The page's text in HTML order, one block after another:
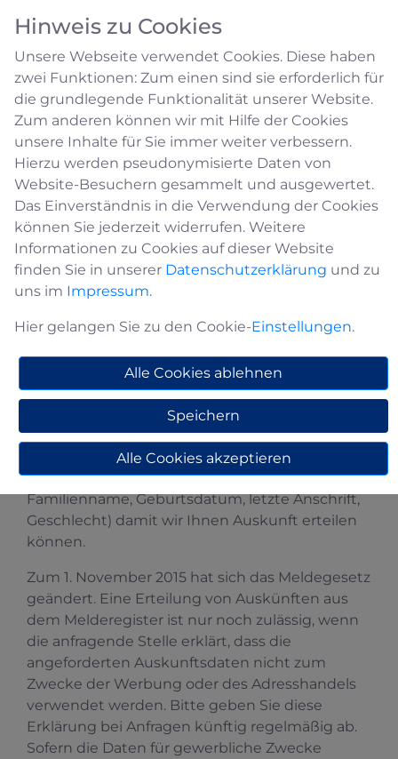
Melderegister-Auskunft
Einfache Melderegister-Auskunft
Dritte erhalten in bestimmtem Umfang
Auskunft aus dem Melderegister. Sie können
Auskunft über
Vor- und Familienname
Anschrift
Doktorgrad
einer genau bestimmten Person erhalten. Wir
benötigen in der Regel vier
Identifizierungsmerkmale der von Ihnen
gesuchten Person (z. B. Vorname,
Familienname, Geburtsdatum, letzte Anschrift,
Geschlecht) damit wir Ihnen Auskunft erteilen
können.
Zum 1. November 2015 hat sich das Meldegesetz
geändert. Eine Erteilung von Auskünften aus
dem Melderegister ist nur noch zulässig, wenn
die anfragende Stelle erklärt, dass die
angeforderten Auskunftsdaten nicht zum
Zwecke der Werbung oder des Adresshandels
verwendet werden. Bitte geben Sie diese
Erklärung bei Anfragen künftig regelmäßig ab.
Sofern die Daten für gewerbliche Zwecke
Hinweis zu Cookies
Unsere Webseite verwendet Cookies. Diese haben
zwei Funktionen: Zum einen sind sie erforderlich für
die grundlegende Funktionalität unserer Website.
Zum anderen können wir mit Hilfe der Cookies
unsere Inhalte für Sie immer weiter verbessern.
Hierzu werden pseudonymisierte Daten von
Website-Besuchern gesammelt und ausgewertet.
Das Einverständnis in die Verwendung der Cookies
können Sie jederzeit widerrufen. Weitere
Informationen zu Cookies auf dieser Website
finden Sie in unserer Datenschutzerklärung und zu
uns im Impressum.
Hier gelangen Sie zu den Cookie-Einstellungen.
Alle Cookies ablehnen
Speichern
Alle Cookies akzeptieren